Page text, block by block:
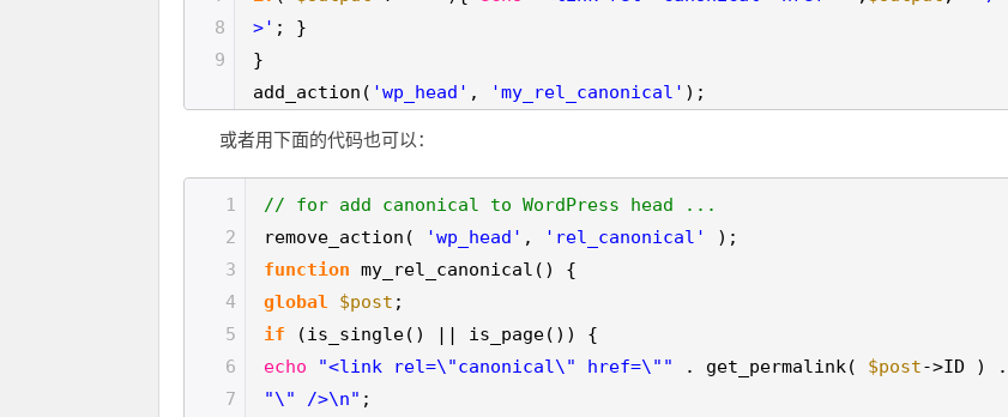
8
9
>' ; }
}
add_action( 'wp_head' , 'my_rel_canonical' );
或者用下面的代码也可以：
1
2
3
4
5
6
7
// for add canonical to WordPress head ...
remove_action(
'wp_head' , 'rel_canonical'
);
function my_rel_canonical() {
global
$post ;
if
(is_single() || is_page()) {
echo
"<link rel=\"canonical\" href=\"" . get_permalink( $post->ID ) .
"\" />\n" ;